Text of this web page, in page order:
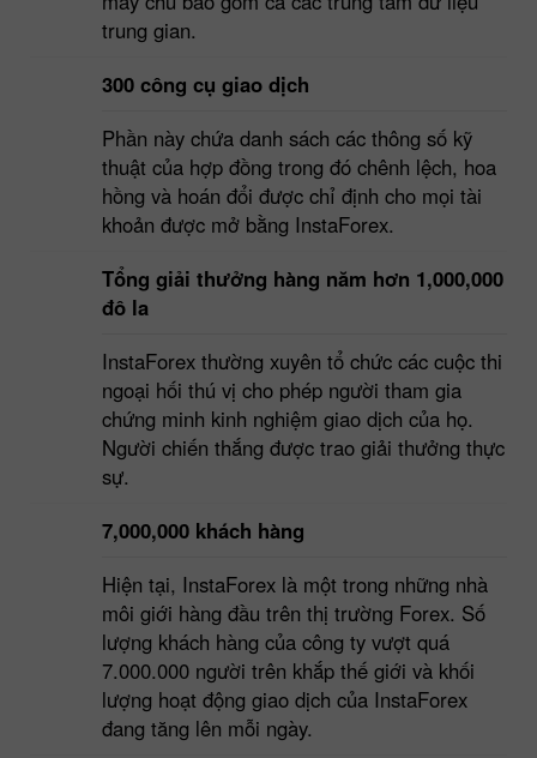
trung gian.
300 công cụ giao dịch
Phần này chứa danh sách các thông số kỹ
thuật của hợp đồng trong đó chênh lệch, hoa
hồng và hoán đổi được chỉ định cho mọi tài
khoản được mở bằng InstaForex.
Tổng giải thưởng hàng năm hơn 1,000,000
đô la
InstaForex thường xuyên tổ chức các cuộc thi
ngoại hối thú vị cho phép người tham gia
chứng minh kinh nghiệm giao dịch của họ.
Người chiến thắng được trao giải thưởng thực
sự.
7,000,000 khách hàng
Hiện tại, InstaForex là một trong những nhà
môi giới hàng đầu trên thị trường Forex. Số
lượng khách hàng của công ty vượt quá
7.000.000 người trên khắp thế giới và khối
lượng hoạt động giao dịch của InstaForex
đang tăng lên mỗi ngày.